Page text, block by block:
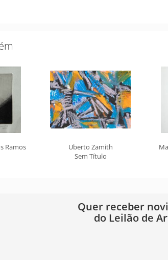
Ramos
Uberto Zamith
Sem Título
Quer receber
do Leilão de